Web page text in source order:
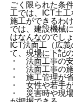
ごく限られた条
工では、ICT土
施工ができるわ
では、建設機械
はなんなのでしょ
ICT法面工（広
て、現場に下記
・ 法面工事の
・ 法面工事の
・ 施工管理が
・ 女性や若手
・ 災害時や現